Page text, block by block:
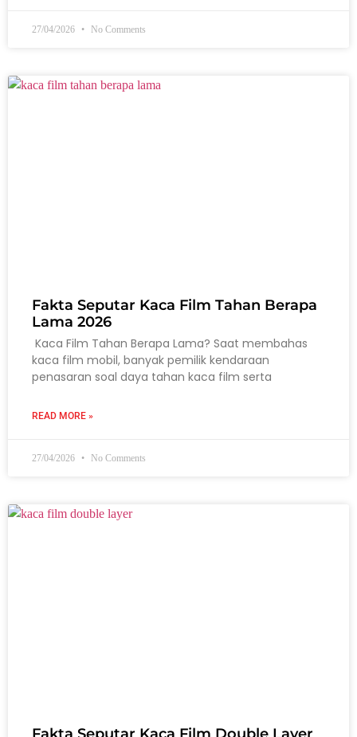
27/04/2026 No Comments
Fakta Seputar Kaca Film Tahan Berapa
Lama 2026
Kaca Film Tahan Berapa Lama? Saat membahas
kaca film mobil, banyak pemilik kendaraan
penasaran soal daya tahan kaca film serta
READ MORE »
27/04/2026 No Comments